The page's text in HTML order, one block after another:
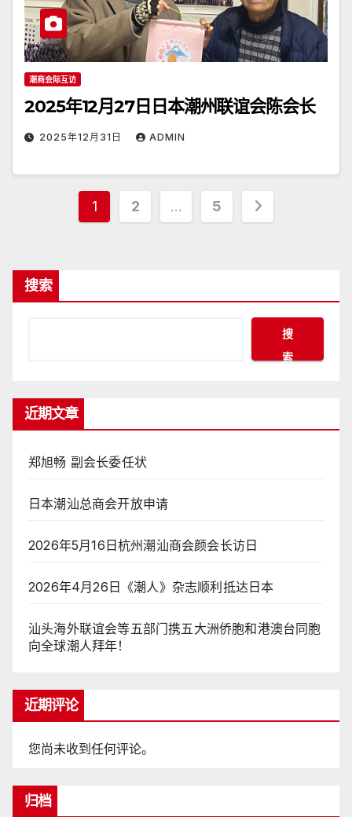
潮商会际互访
2025年12月27日日本潮州联谊会陈会长
2025年12月31日 ADMIN
文
页
1 2 … 5
搜索
搜
索
近期文章
郑旭畅 副会长委任状
日本潮汕总商会开放申请
2026年5月16日杭州潮汕商会颜会长访日
2026年4月26日《潮人》杂志顺利抵达日本
汕头海外联谊会等五部门携五大洲侨胞和港澳台同胞
向全球潮人拜年！
近期评论
您尚未收到任何评论。
归档